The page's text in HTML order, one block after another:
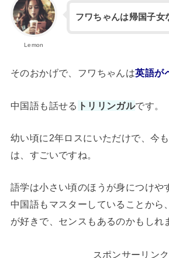
Lemon
フワちゃんは帰国子女
そのおかげで、フワちゃんは英語が
中国語も話せる トリリンガルです。
幼い頃に2年ロスにいただけで、今
は、すごいですね。
語学は小さい頃のほうが身につけや
中国語もマスターしていることから
が好きで、センスもあるのかもしれ
スポンサーリンク